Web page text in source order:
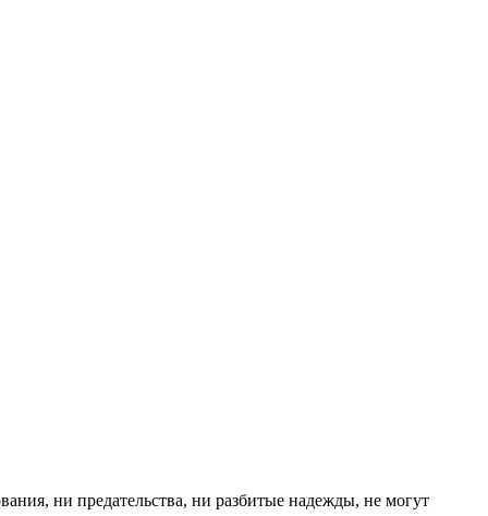
ни предательства, ни разбитые надежды, не могут